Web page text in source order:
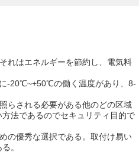
れはエネルギーを節約し、電気料
-20℃~+50℃の働く温度があり、8-
らされる必要がある他のどの区域
法であるのでセキュリティ目的で
の優秀な選択である。取付け易い
。